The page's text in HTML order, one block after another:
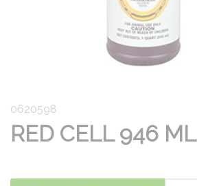
0620598
RED CELL 946 ML